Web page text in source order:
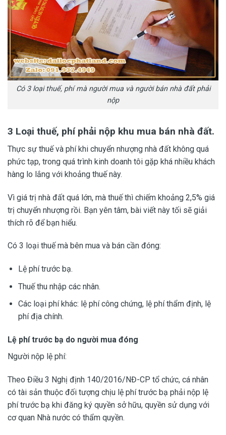
Có 3 loại thuế, phí mà người mua và người bán nhà đất phải
nộp
3 Loại thuế, phí phải nộp khu mua bán nhà đất.
Thực sự thuế và phí khi chuyển nhượng nhà đất không quá
phức tạp, trong quá trình kinh doanh tôi gặp khá nhiều khách
hàng lo lắng với khoảng thuế này.
Vì giá trị nhà đất quá lớn, mà thuế thì chiếm khoảng 2,5% giá
trị chuyển nhượng rồi. Bạn yên tâm, bài viết này tối sẽ giải
thích rõ để bạn hiểu.
Có 3 loại thuế mà bên mua và bán cần đóng:
Lệ phí trước bạ.
Thuế thu nhập các nhân.
Các loại phí khác: lệ phí công chứng, lệ phí thẩm định, lệ
phí địa chính.
Lệ phí trước bạ do người mua đóng
Người nộp lệ phí:
Theo Điều 3 Nghị định 140/2016/NĐ-CP tổ chức, cá nhân
có tài sản thuộc đối tượng chịu lệ phí trước bạ phải nộp lệ
phí trước bạ khi đăng ký quyền sở hữu, quyền sử dụng với
cơ quan Nhà nước có thẩm quyền.